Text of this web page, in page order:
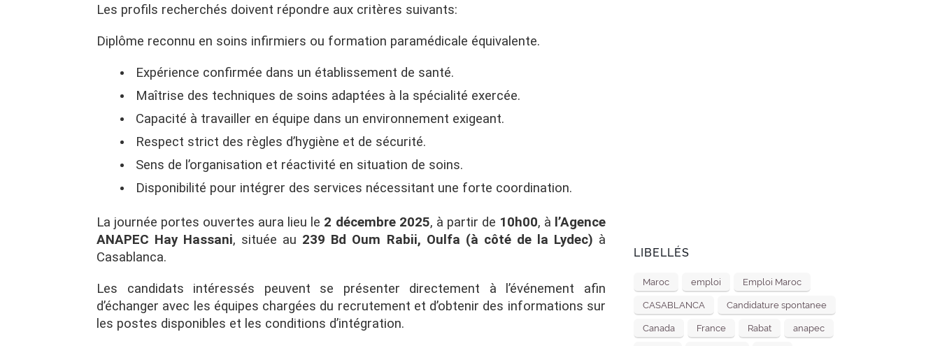
Les profils recherchés doivent répondre aux critères suivants:
Diplôme reconnu en soins infirmiers ou formation paramédicale équivalente.
Expérience confirmée dans un établissement de santé.
Maîtrise des techniques de soins adaptées à la spécialité exercée.
Capacité à travailler en équipe dans un environnement exigeant.
Respect strict des règles d’hygiène et de sécurité.
Sens de l’organisation et réactivité en situation de soins.
Disponibilité pour intégrer des services nécessitant une forte coordination.
La journée portes ouvertes aura lieu le 2 décembre 2025, à partir de 10h00, à l’Agence
ANAPEC Hay Hassani, située au 239 Bd Oum Rabii, Oulfa (à côté de la Lydec) à
Casablanca.
Les candidats intéressés peuvent se présenter directement à l’événement afin
d’échanger avec les équipes chargées du recrutement et d’obtenir des informations sur
les postes disponibles et les conditions d’intégration.
LIBELLÉS
Maroc emploi Emploi Maroc
CASABLANCA Candidature spontanee
Canada France Rabat anapec